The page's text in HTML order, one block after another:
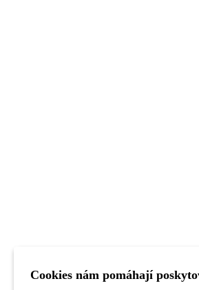
Cookies nám pomáhají